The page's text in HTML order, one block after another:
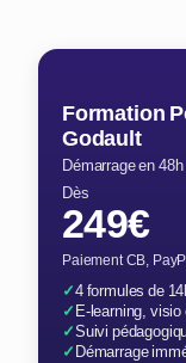
Formation
Godault
Démarrage en
Dès
249€
Paiement CB,
✓4 formules de
✓E-learning, visio
✓Suivi
✓Démarrage